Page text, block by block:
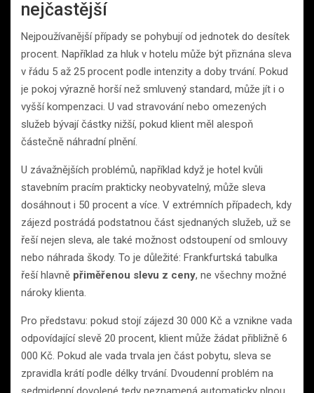
nejčastější
Nejpoužívanější případy se pohybují od jednotek do desítek
procent. Například za hluk v hotelu může být přiznána sleva
v řádu 5 až 25 procent podle intenzity a doby trvání. Pokud
je pokoj výrazně horší než smluvený standard, může jít i o
vyšší kompenzaci. U vad stravování nebo omezených
služeb bývají částky nižší, pokud klient měl alespoň
částečně náhradní plnění.
U závažnějších problémů, například když je hotel kvůli
stavebním pracím prakticky neobyvatelný, může sleva
dosáhnout i 50 procent a více. V extrémních případech, kdy
zájezd postrádá podstatnou část sjednaných služeb, už se
řeší nejen sleva, ale také možnost odstoupení od smlouvy
nebo náhrada škody. To je důležité: Frankfurtská tabulka
řeší hlavně přiměřenou slevu z ceny, ne všechny možné
nároky klienta.
Pro představu: pokud stojí zájezd 30 000 Kč a vznikne vada
odpovídající slevě 20 procent, klient může žádat přibližně 6
000 Kč. Pokud ale vada trvala jen část pobytu, sleva se
zpravidla krátí podle délky trvání. Dvoudenní problém na